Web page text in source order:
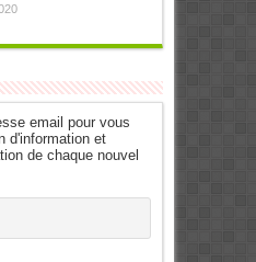
email pour vous
d'information et
de chaque nouvel